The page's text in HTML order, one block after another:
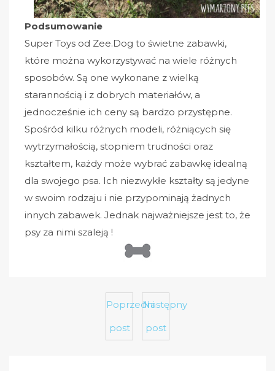
Podsumowanie
Super Toys od Zee.Dog to świetne zabawki,
które można wykorzystywać na wiele różnych
sposobów. Są one wykonane z wielką
starannością i z dobrych materiałów, a
jednocześnie ich ceny są bardzo przystępne.
Spośród kilku różnych modeli, różniących się
wytrzymałością, stopniem trudności oraz
kształtem, każdy może wybrać zabawkę idealną
dla swojego psa. Ich niezwykłe kształty są jedyne
w swoim rodzaju i nie przypominają żadnych
innych zabawek. Jednak najważniejsze jest to, że
psy za nimi szaleją !
Poprzedni
post
Następny
post